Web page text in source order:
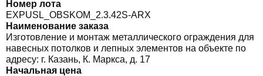
Номер лота
EXPUSL_OBSKOM_2.3.42S-ARX
Наименование заказа
Изготовление и монтаж металлического ограждения для
навесных потолков и лепных элементов на объекте по
адресу: г. Казань, К. Маркса, д. 17
Начальная цена